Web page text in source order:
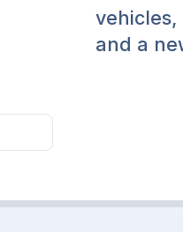
vehicles,
and a